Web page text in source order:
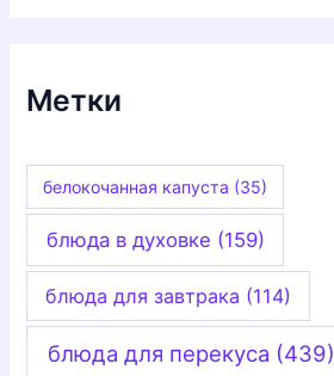
и
Метки
белокочанная капуста (35)
блюда в духовке (159)
блюда для завтрака (114)
блюда для перекуса (439)